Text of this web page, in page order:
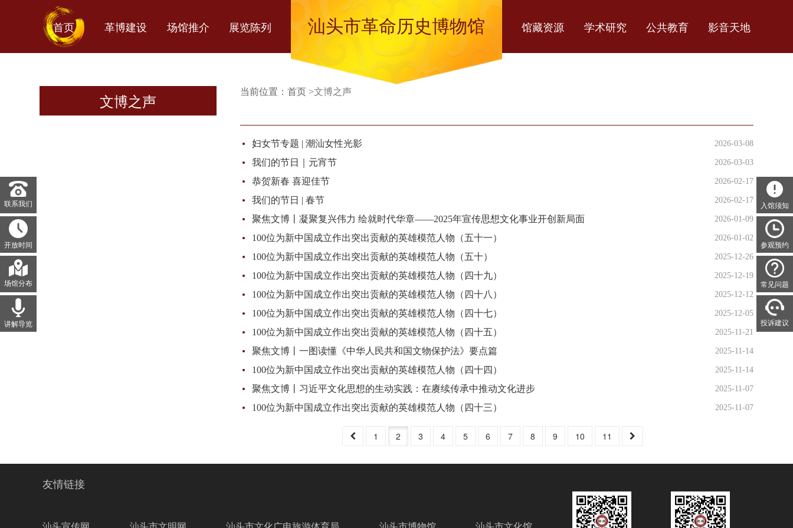
首页 革博建设 场馆推介 展览陈列 汕头市革命历史博物馆 馆藏资源 学术研究 公共教育 影音天地
入馆须知
参观预约
常见问题
投诉建议
联系我们
开放时间
场馆分布
讲解导览
文博之声 当前位置： 首页 >文博之声
· 妇女节专题 | 潮汕女性光影 2026-03-08
· 我们的节日｜元宵节 2026-03-03
· 恭贺新春 喜迎佳节 2026-02-17
· 我们的节日 | 春节 2026-02-17
· 聚焦文博丨凝聚复兴伟力 绘就时代华章——2025年宣传思想文化事业开创新局面 2026-01-09
· 100位为新中国成立作出突出贡献的英雄模范人物（五十一） 2026-01-02
· 100位为新中国成立作出突出贡献的英雄模范人物（五十） 2025-12-26
· 100位为新中国成立作出突出贡献的英雄模范人物（四十九） 2025-12-19
· 100位为新中国成立作出突出贡献的英雄模范人物（四十八） 2025-12-12
· 100位为新中国成立作出突出贡献的英雄模范人物（四十七） 2025-12-05
· 100位为新中国成立作出突出贡献的英雄模范人物（四十五） 2025-11-21
· 聚焦文博丨一图读懂《中华人民共和国文物保护法》要点篇 2025-11-14
· 100位为新中国成立作出突出贡献的英雄模范人物（四十四） 2025-11-14
· 聚焦文博丨习近平文化思想的生动实践：在赓续传承中推动文化进步 2025-11-07
· 100位为新中国成立作出突出贡献的英雄模范人物（四十三） 2025-11-07
1 2 3 4 5 6 7 8 9 10 11
友情链接